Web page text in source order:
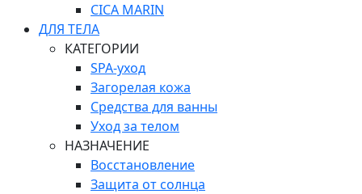
СICA MARIN
ДЛЯ ТЕЛА
КАТЕГОРИИ
SPA-уход
Загорелая кожа
Средства для ванны
Уход за телом
НАЗНАЧЕНИЕ
Восстановление
Защита от солнца